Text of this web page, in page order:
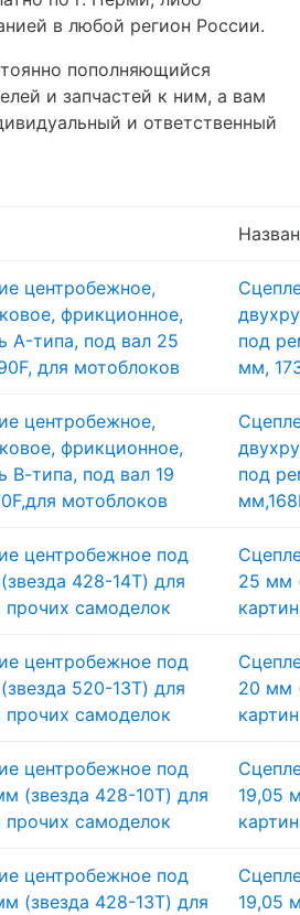
в любой регион России.
пополняющийся
и запчастей к ним, а вам
и ответственный
под
мм,
под
25 мм
20 мм
19,05
19,05